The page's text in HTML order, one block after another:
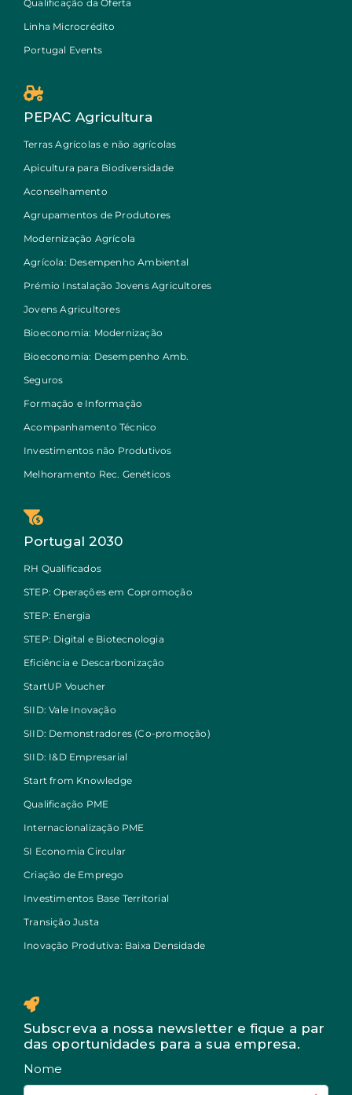
Qualificação da Oferta
Linha Microcrédito
Portugal Events
PEPAC Agricultura
Terras Agrícolas e não agrícolas
Apicultura para Biodiversidade
Aconselhamento
Agrupamentos de Produtores
Modernização Agrícola
Agrícola: Desempenho Ambiental
Prémio Instalação Jovens Agricultores
Jovens Agricultores
Bioeconomia: Modernização
Bioeconomia: Desempenho Amb.
Seguros
Formação e Informação
Acompanhamento Técnico
Investimentos não Produtivos
Melhoramento Rec. Genéticos
Portugal 2030
RH Qualificados
STEP: Operações em Copromoção
STEP: Energia
STEP: Digital e Biotecnologia
Eficiência e Descarbonização
StartUP Voucher
SIID: Vale Inovação
SIID: Demonstradores (Co-promoção)
SIID: I&D Empresarial
Start from Knowledge
Qualificação PME
Internacionalização PME
SI Economia Circular
Criação de Emprego
Investimentos Base Territorial
Transição Justa
Inovação Produtiva: Baixa Densidade
Subscreva a nossa newsletter e fique a par
das oportunidades para a sua empresa.